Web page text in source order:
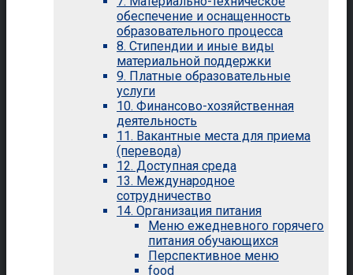
обеспечение и оснащенность
образовательного процесса
8. Стипендии и иные виды
материальной поддержки
9. Платные образовательные
услуги
10. Финансово-хозяйственная
деятельность
11. Вакантные места для приема
(перевода)
12. Доступная среда
13. Международное
сотрудничество
14. Организация питания
Меню ежедневного горячего
питания обучающихся
Перспективное меню
food